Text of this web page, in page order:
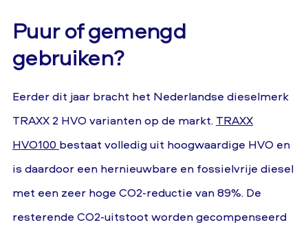
Puur of gemengd
gebruiken?
Eerder dit jaar bracht het Nederlandse dieselmerk
TRAXX 2 HVO varianten op de markt. TRAXX
HVO100 bestaat volledig uit hoogwaardige HVO en
is daardoor een hernieuwbare en fossielvrije diesel
met een zeer hoge CO2-reductie van 89%. De
resterende CO2-uitstoot worden gecompenseerd